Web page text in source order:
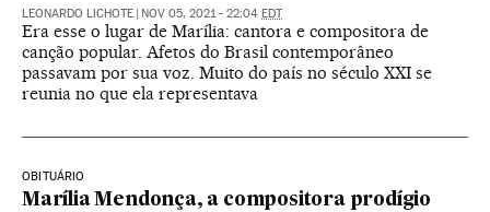
LEONARDO LICHOTE NOV 05, 2021 - 22:04 EDT
Era esse o lugar de Marília: cantora e compositora de
canção popular. Afetos do Brasil contemporâneo
passavam por sua voz. Muito do país no século XXI se
reunia no que ela representava
OBITUÁRIO
Marília Mendonça, a compositora prodígio